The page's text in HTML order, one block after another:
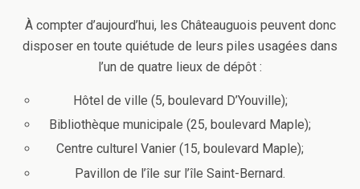
À compter d’aujourd’hui, les Châteauguois peuvent donc
disposer en toute quiétude de leurs piles usagées dans
l’un de quatre lieux de dépôt :
Hôtel de ville (5, boulevard D’Youville);
Bibliothèque municipale (25, boulevard Maple);
Centre culturel Vanier (15, boulevard Maple);
Pavillon de l’île sur l’île Saint-Bernard.